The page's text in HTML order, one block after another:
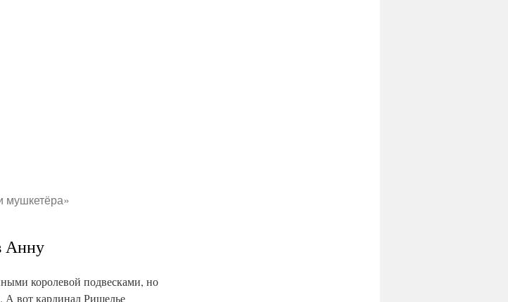
мушкетёра»
Анну
королевой подвесками, но
А вот кардинал Ришелье